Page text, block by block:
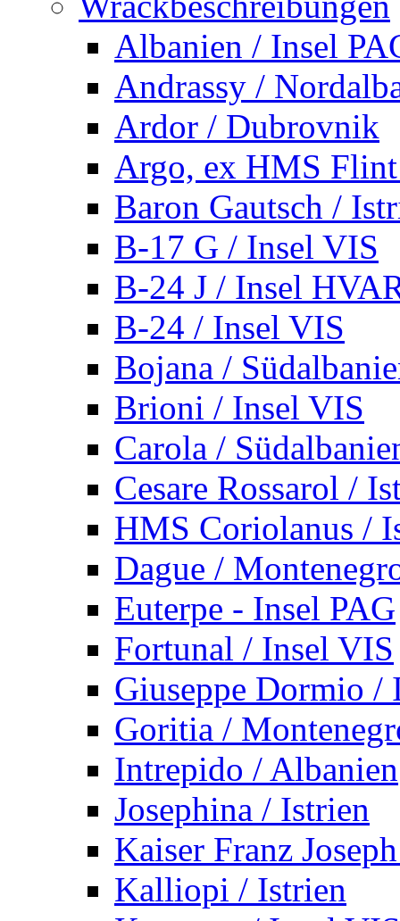
Albanien / Insel
Andrassy /
Ardor / Dubrovnik
Argo, ex HMS
Baron Gautsch /
B-17 G / Insel VIS
B-24 J / Insel
B-24 / Insel VIS
Bojana /
Brioni / Insel VIS
Carola /
Cesare Rossarol /
HMS Coriolanus /
Dague /
Euterpe - Insel PAG
Fortunal / Insel VIS
Giuseppe Dormio /
Goritia /
Intrepido / Albanien
Josephina / Istrien
Kaiser Franz
Kalliopi / Istrien